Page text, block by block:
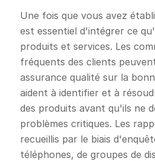
Une fois que vous avez
est essentiel d'intégrer ce
produits et services. Les
fréquents des clients
assurance qualité sur la
aident à identifier et à
des produits avant qu'ils ne
problèmes critiques. Les
recueillis par le biais
téléphones, de groupes de